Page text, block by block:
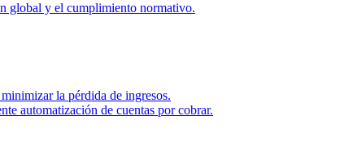
global y el cumplimiento normativo.
la pérdida de ingresos.
automatización de cuentas por cobrar.